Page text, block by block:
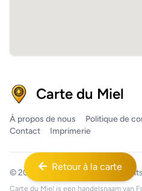
Retour à la carte
Carte du Miel
À propos de nous Politique de
Contact
Imprimerie
© 2026 Carte du Miel™ Tous
Carte du Miel is een handelsnaam van